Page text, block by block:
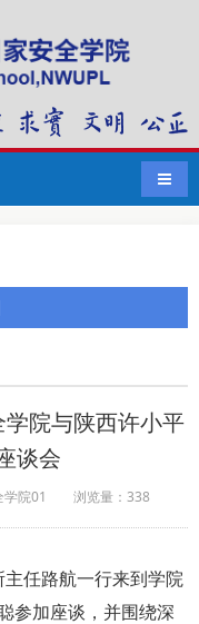
导航
院与陕西许小平
谈会
院01 浏览量： 338
任路航一行来到学院
参加座谈，并围绕深